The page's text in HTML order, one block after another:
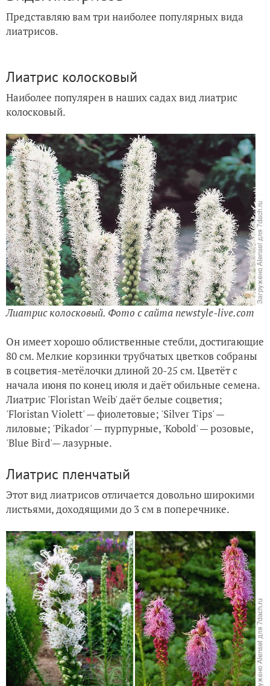
Представляю вам три наиболее популярных вида
лиатрисов.
Лиатрис колосковый
Наиболее популярен в наших садах вид лиатрис
колосковый.
Лиатрис колосковый. Фото с сайта newstyle-live.com
Он имеет хорошо облиственные стебли, достигающие
80 см. Мелкие корзинки трубчатых цветков собраны
в соцветия-метёлочки длиной 20-25 см. Цветёт с
начала июня по конец июля и даёт обильные семена.
Лиатрис 'Floristan Weib' даёт белые соцветия;
'Floristan Violett' — фиолетовые; 'Silver Tips' —
лиловые; 'Pikador' — пурпурные, 'Kobold' — розовые,
'Blue Bird'— лазурные.
Лиатрис пленчатый
Этот вид лиатрисов отличается довольно широкими
листьями, доходящими до 3 см в поперечнике.